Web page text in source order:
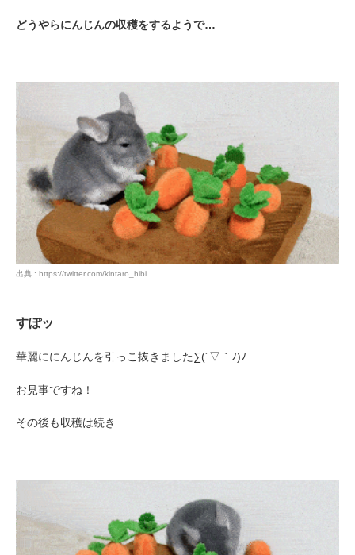
どうやらにんじんの収穫をするようで…
出典 : https://twitter.com/kintaro_hibi
すぽッ
華麗ににんじんを引っこ抜きました∑(´▽｀ﾉ)ﾉ
お見事ですね！
その後も収穫は続き…